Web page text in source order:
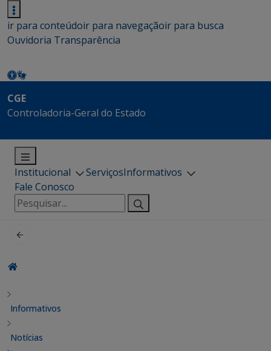
ir para conteúdoir para navegaçãoir para busca
Ouvidoria Transparência
CGE
Controladoria-Geral do Estado
Institucional ServiçosInformativos
Fale Conosco
Pesquisar
por:
Informativos
Notícias